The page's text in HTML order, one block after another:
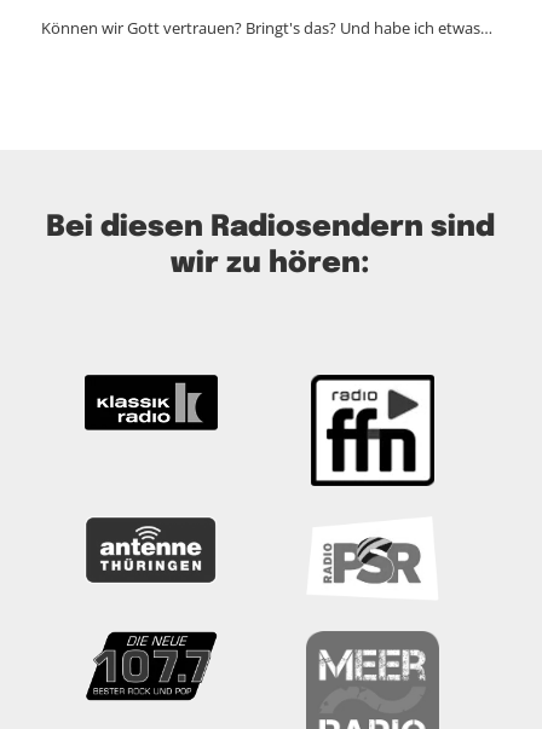
Können wir Gott vertrauen? Bringt's das? Und habe ich etwas…
Bei diesen Radiosendern sind
wir zu hören: